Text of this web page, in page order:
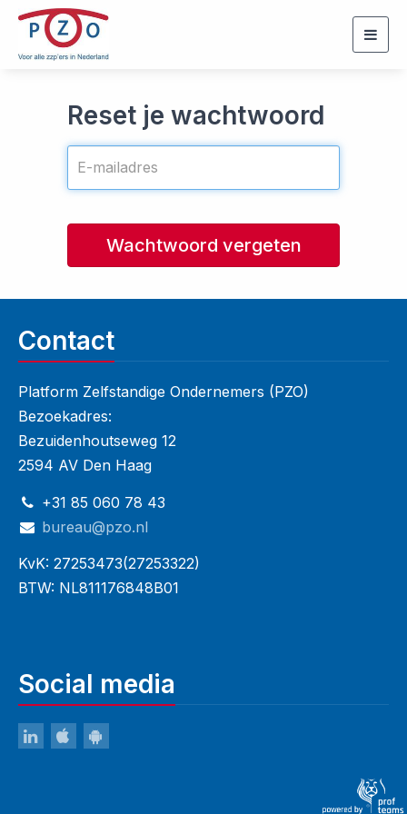
Reset je wachtwoord
Wachtwoord vergeten
Contact
Platform Zelfstandige Ondernemers (PZO)
Bezoekadres:
Bezuidenhoutseweg 12
2594 AV Den Haag
+31 85 060 78 43
bureau@pzo.nl
KvK: 27253473(27253322)
BTW: NL811176848B01
Social media